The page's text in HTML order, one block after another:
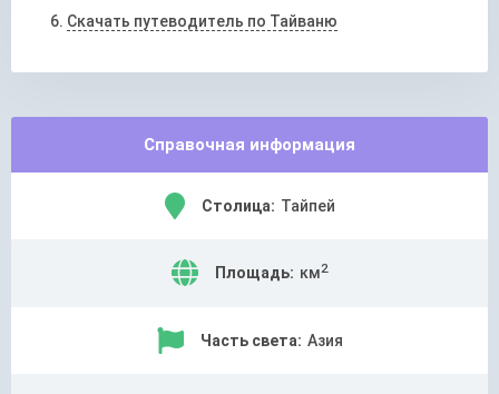
Скачать путеводитель по Тайваню
Справочная информация
Столица: Тайпей
Площадь: км2
Часть света: Азия